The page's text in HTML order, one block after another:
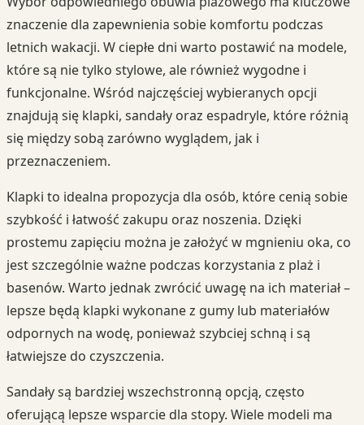
znaczenie dla zapewnienia sobie komfortu podczas
letnich wakacji. W ciepłe dni warto postawić na modele,
które są nie tylko stylowe, ale również wygodne i
funkcjonalne. Wśród najczęściej wybieranych opcji
znajdują się klapki, sandały oraz espadryle, które różnią
się między sobą zarówno wyglądem, jak i
przeznaczeniem.
Klapki to idealna propozycja dla osób, które cenią sobie
szybkość i łatwość zakupu oraz noszenia. Dzięki
prostemu zapięciu można je założyć w mgnieniu oka, co
jest szczególnie ważne podczas korzystania z plaż i
basenów. Warto jednak zwrócić uwagę na ich materiał –
lepsze będą klapki wykonane z gumy lub materiałów
odpornych na wodę, ponieważ szybciej schną i są
łatwiejsze do czyszczenia.
Sandały są bardziej wszechstronną opcją, często
oferującą lepsze wsparcie dla stopy. Wiele modeli ma